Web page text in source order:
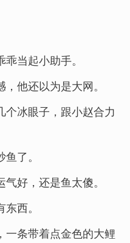
当起小助手。
他还以为是大网。
个冰眼子，跟小赵合力
了。
好，还是鱼太傻。
西。
一条带着点金色的大鲤